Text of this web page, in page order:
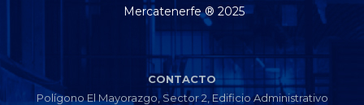
Mercatenerfe ® 2025
CONTACTO
Polígono El Mayorazgo, Sector 2, Edificio Administrativo